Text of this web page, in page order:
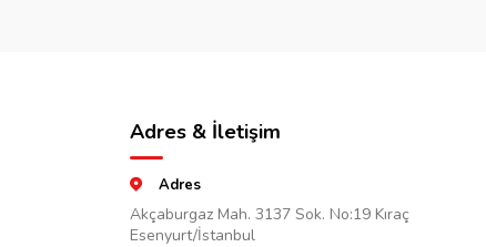
Adres & İletişim
Adres
Akçaburgaz Mah. 3137 Sok. No:19 Kıraç
Esenyurt/İstanbul